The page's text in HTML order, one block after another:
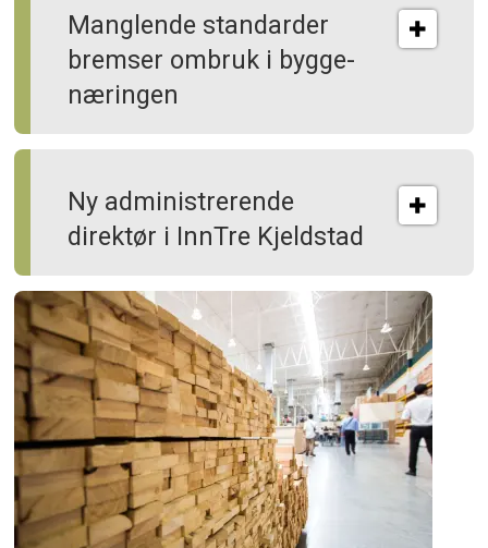
Manglende standarder
bremser ombruk i bygge­
næringen
Ny administrerende
direktør i InnTre Kjeldstad